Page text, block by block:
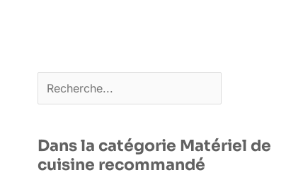
Rechercher
Dans la catégorie Matériel de
cuisine recommandé